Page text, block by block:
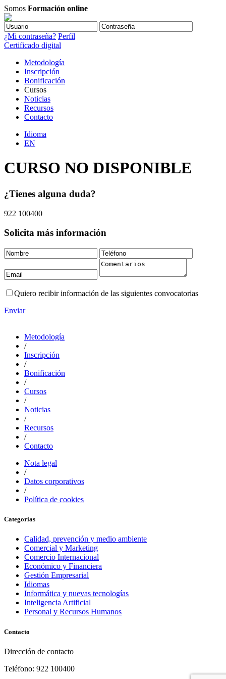
Somos Formación online
¿Mi contraseña? Perfil
Certificado digital
Metodología
Inscripción
Bonificación
Cursos
Noticias
Recursos
Contacto
Idioma
EN
CURSO NO DISPONIBLE
¿Tienes alguna duda?
922 100400
Solicita más información
Quiero recibir información de las siguientes convocatorias
Enviar
Metodología
/
Inscripción
/
Bonificación
/
Cursos
/
Noticias
/
Recursos
/
Contacto
Nota legal
/
Datos corporativos
/
Política de cookies
Categorias
Calidad, prevención y medio ambiente
Comercial y Marketing
Comercio Internacional
Económico y Financiera
Gestión Empresarial
Idiomas
Informática y nuevas tecnologías
Inteligencia Artificial
Personal y Recursos Humanos
Contacto
Dirección de contacto
Teléfono: 922 100400